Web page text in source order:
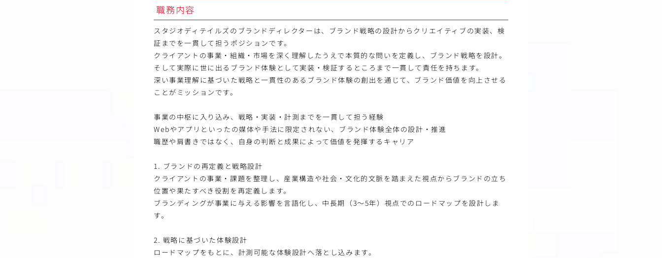
職務内容
スタジオディテイルズのブランドディレクターは、ブランド戦略の設計からクリエイティブの実装、検
証までを一貫して担うポジションです。
クライアントの事業・組織・市場を深く理解したうえで本質的な問いを定義し、ブランド戦略を設計。
そして実際に世に出るブランド体験として実装・検証するところまで一貫して責任を持ちます。
深い事業理解に基づいた戦略と一貫性のあるブランド体験の創出を通じて、ブランド価値を向上させる
ことがミッションです。
事業の中枢に入り込み、戦略・実装・計測までを一貫して担う経験
Webやアプリといったの媒体や手法に限定されない、ブランド体験全体の設計・推進
職歴や肩書きではなく、自身の判断と成果によって価値を発揮するキャリア
1. ブランドの再定義と戦略設計
クライアントの事業・課題を整理し、産業構造や社会・文化的文脈を踏まえた視点からブランドの立ち
位置や果たすべき役割を再定義します。
ブランディングが事業に与える影響を言語化し、中長期（3～5年）視点でのロードマップを設計しま
す。
2. 戦略に基づいた体験設計
ロードマップをもとに、計測可能な体験設計へ落とし込みます。